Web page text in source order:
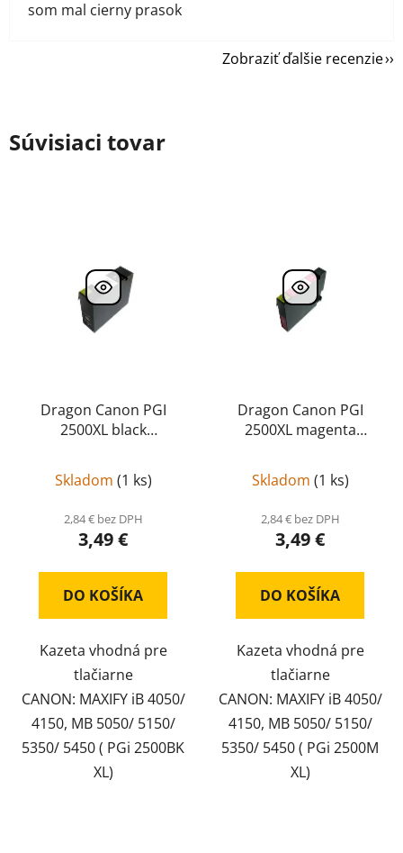
som mal cierny prasok
Zobraziť ďalšie recenzie
Súvisiaci tovar
Dragon Canon PGI
2500XL black
black
Skladom (1 ks)
2,84 € bez DPH
3,49 €
DO KOŠÍKA
Kazeta vhodná pre
tlačiarne
CANON: MAXIFY iB 4050/
4150, MB 5050/ 5150/
5350/ 5450 ( PGi 2500BK
XL)
Dragon Canon PGI
2500XL magenta
2500XL magenta
Skladom (1 ks)
2,84 € bez DPH
3,49 €
DO KOŠÍKA
Kazeta vhodná pre
tlačiarne
CANON: MAXIFY iB 4050/
4150, MB 5050/ 5150/
5350/ 5450 ( PGi 2500M
XL)